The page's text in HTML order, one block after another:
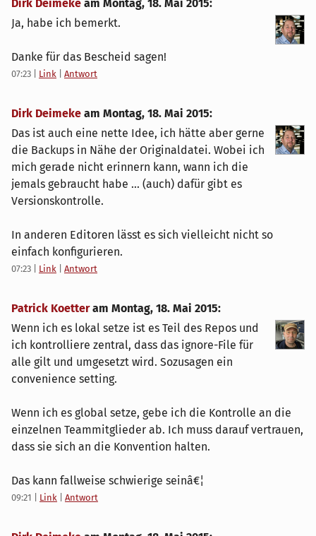
Dirk Deimeke am Montag, 18. Mai 2015:
Ja, habe ich bemerkt.
Danke für das Bescheid sagen!
07:23 Link Antwort
Dirk Deimeke am Montag, 18. Mai 2015:
Das ist auch eine nette Idee, ich hätte aber gerne
die Backups in Nähe der Originaldatei. Wobei ich
mich gerade nicht erinnern kann, wann ich die
jemals gebraucht habe ... (auch) dafür gibt es
Versionskontrolle.
In anderen Editoren lässt es sich vielleicht nicht so
einfach konfigurieren.
07:23 Link Antwort
Patrick Koetteram Montag, 18. Mai 2015:
Wenn ich es lokal setze ist es Teil des Repos und
ich kontrolliere zentral, dass das ignore-File für
alle gilt und umgesetzt wird. Sozusagen ein
convenience setting.
Wenn ich es global setze, gebe ich die Kontrolle an die
einzelnen Teammitglieder ab. Ich muss darauf vertrauen,
dass sie sich an die Konvention halten.
Das kann fallweise schwierige seinâ€¦
09:21 Link Antwort